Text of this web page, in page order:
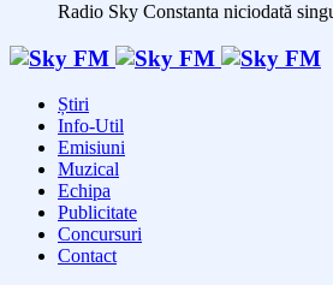
Radio Sky Constanta niciodată
Știri
Info-Util
Emisiuni
Muzical
Echipa
Publicitate
Concursuri
Contact